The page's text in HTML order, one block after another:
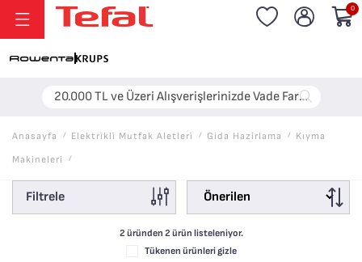
20.000 TL ve Üzeri Alışverişlerinizde Vade Farksız 6 Taksit!
0
Anasayfa / Elektri̇kli̇ Mutfak Aletleri̇ / Gida Hazirlama /
Kıyma
Makineleri
/
Filtrele
2 üründen 2 ürün listeleniyor.
Tükenen ürünleri gizle